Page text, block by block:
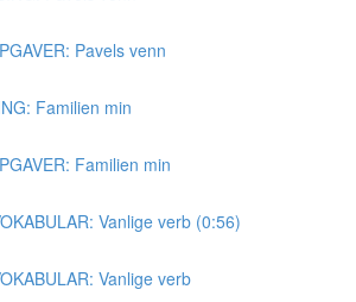
Pavels venn
Familien min
Familien min
Vanlige verb (0:56)
Vanlige verb